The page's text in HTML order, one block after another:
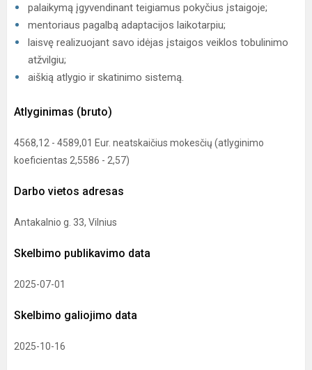
palaikymą įgyvendinant teigiamus pokyčius įstaigoje;
mentoriaus pagalbą adaptacijos laikotarpiu;
laisvę realizuojant savo idėjas įstaigos veiklos tobulinimo
atžvilgiu;
aiškią atlygio ir skatinimo sistemą.
Atlyginimas (bruto)
4568,12 - 4589,01 Eur. neatskaičius mokesčių (atlyginimo
koeficientas 2,5586 - 2,57)
Darbo vietos adresas
Antakalnio g. 33, Vilnius
Skelbimo publikavimo data
2025-07-01
Skelbimo galiojimo data
2025-10-16